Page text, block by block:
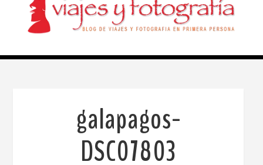
galapagos-
DSC07803